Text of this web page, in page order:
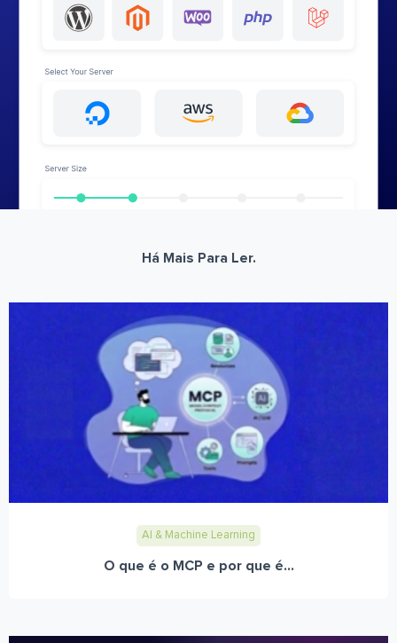
Há Mais Para Ler.
AI & Machine Learning
O que é o MCP e por que é...